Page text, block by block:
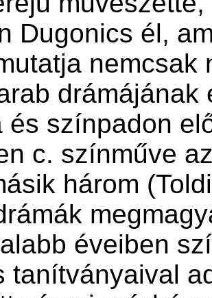
Dugonics él,
nemcsak
és színpadon
c. színműve
három
éveiben
tanítványaival